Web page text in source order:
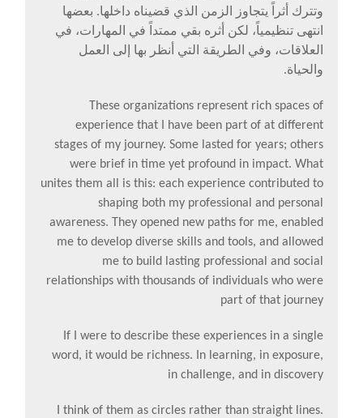
وتترك أثراً يتجاوز الزمن الذي قضيناه داخلها. بعضها
انتهى تنظيمياً، لكن أثره بقي ممتداً في المهارات، في
العلاقات، وفي الطريقة التي أنظر بها إلى العمل
والحياة.
These organizations represent rich spaces of
experience that I have been part of at different
stages of my journey. Some lasted for years; others
were brief in time yet profound in impact. What
unites them all is this: each experience contributed to
shaping both my professional and personal
awareness. They opened new paths for me, enabled
me to develop diverse skills and tools, and allowed
me to build lasting professional and social
relationships with thousands of individuals who were
part of that journey
If I were to describe these experiences in a single
word, it would be richness. In learning, in exposure,
in challenge, and in discovery
I think of them as circles rather than straight lines.